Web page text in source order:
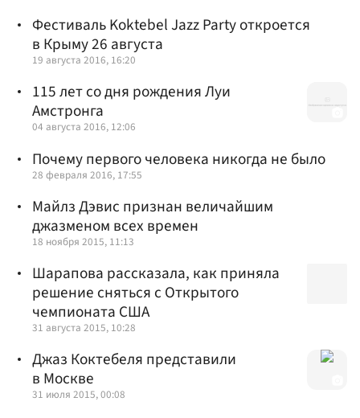
Фестиваль Koktebel Jazz Party откроется
в Крыму 26 августа
19 августа 2016, 16:20
115 лет со дня рождения Луи
Амстронга
04 августа 2016, 12:06
Почему первого человека никогда не было
28 февраля 2016, 17:55
Майлз Дэвис признан величайшим
джазменом всех времен
18 ноября 2015, 11:13
Шарапова рассказала, как приняла
решение сняться с Открытого
чемпионата США
31 августа 2015, 10:28
Джаз Коктебеля представили
в Москве
31 июля 2015, 00:08